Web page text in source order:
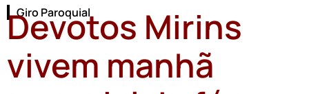
Giro Paroquial
Devotos Mirins
vivem manhã